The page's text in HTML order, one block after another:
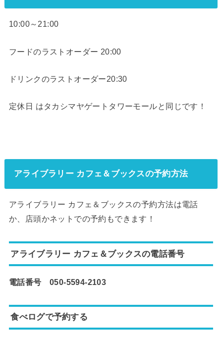
10:00～21:00
フードのラストオーダー 20:00
ドリンクのラストオーダー20:30
定休日 はタカシマヤゲートタワーモールと同じです！
アライブラリー カフェ＆ブックスの予約方法
アライブラリー カフェ＆ブックスの予約方法は電話
か、店頭かネットでの予約もできます！
アライブラリー カフェ＆ブックスの電話番号
電話番号 050-5594-2103
食べログで予約する